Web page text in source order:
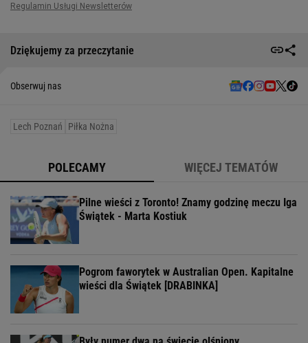
Dziękujemy za przeczytanie
Obserwuj nas
Lech Poznań Piłka Nożna
POLECAMY WIĘCEJ TEMATÓW
Pilne wieści z Toronto! Znamy godzinę meczu Iga
Świątek - Marta Kostiuk
Pogrom faworytek w Australian Open. Kapitalne
wieści dla Świątek [DRABINKA]